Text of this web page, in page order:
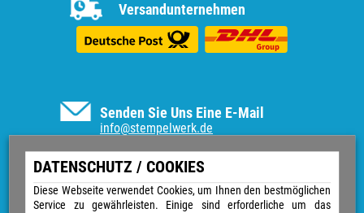
DATENSCHUTZ / COOKIES
Diese Webseite verwendet Cookies, um Ihnen den bestmöglichen
Service zu gewährleisten. Einige sind erforderliche um das
Senden Sie Uns Eine E-Mail
info@stempelwerk.de
Informationen
Vertrag widerrufen
Kontakt
Versandunternehmen